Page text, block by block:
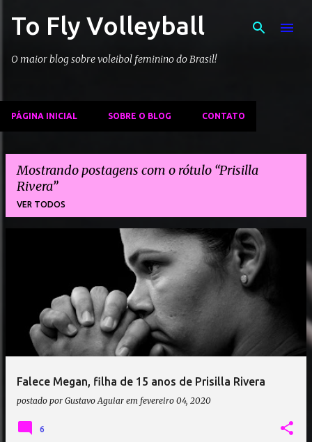
Pular para o conteúdo principal
To Fly Volleyball
O maior blog sobre voleibol feminino do Brasil!
PÁGINA INICIAL SOBRE O BLOG CONTATO
Mostrando postagens com o rótulo Prisilla
Rivera
VER TODOS
Falece Megan, filha de 15 anos de Prisilla Rivera
postado por Gustavo Aguiar em fevereiro 04, 2020
6